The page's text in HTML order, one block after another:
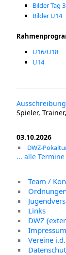
Bilder Tag 3
Bilder U14
U16/U18
U14
Spieler,
03.10.2026
DWZ-
... alle
Team /
Ordnungen
Links
DWZ
Impressum
Vereine